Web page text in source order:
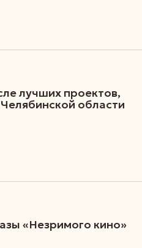
лучших проектов,
области
«Незримого кино»